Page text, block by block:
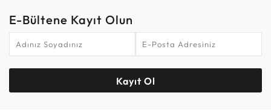
E-Bültene Kayıt Olun
Kayıt Ol